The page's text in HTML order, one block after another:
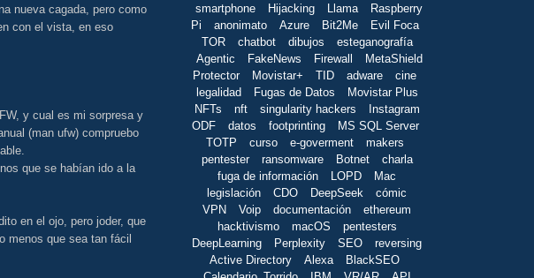
nueva cagada, pero como
con el vista, en eso
y cual es mi sorpresa y
(man ufw) compruebo
que se habían ido a la
en el ojo, pero joder, que
menos que sea tan fácil
smartphone
Hijacking Llama
Raspberry
Pi
anonimato Azure Bit2Me
Evil Foca
TOR
chatbot dibujos
esteganografía
Agentic
FakeNews Firewall
MetaShield
Protector
Movistar+ TID adware
cine
legalidad
Fugas de Datos
Movistar Plus
NFTs
nft singularity hackers
Instagram
ODF
datos footprinting
MS SQL Server
TOTP
curso e-goverment
makers
pentester
ransomware Botnet
charla
fuga de información
LOPD
Mac
legislación
CDO DeepSeek
cómic
VPN
Voip documentación
ethereum
hacktivismo
macOS
pentesters
DeepLearning
Perplexity SEO
reversing
Active Directory
Alexa
BlackSEO